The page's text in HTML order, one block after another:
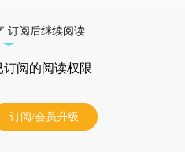
订阅后继续阅读
订阅的阅读权限
订阅/会员升级